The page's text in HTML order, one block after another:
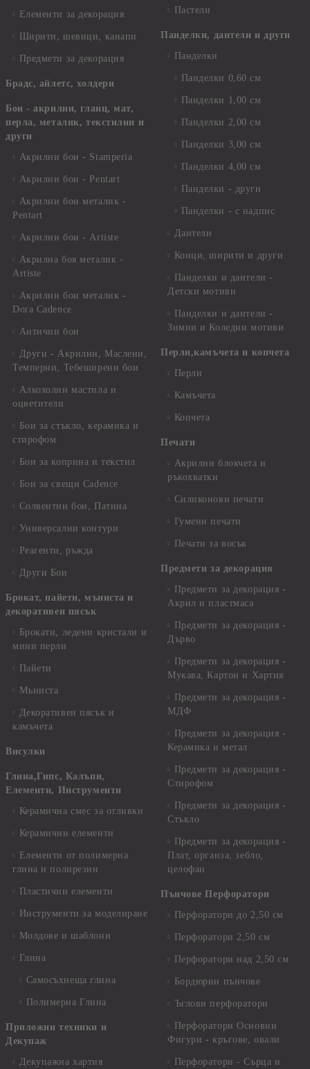
Елементи за декорация
Ширити, шевици, канапи
Предмети за декорация
Брадс, айлетс, холдери
Бои - акрилни, гланц, мат,
перла, металик, текстилни и
други
Акрилни бои - Stamperia
Акрилни бои - Pentart
Акрилни бои металик -
Pentart
Акрилни бои - Artiste
Акрилна боя металик -
Artiste
Акрилни бои металик -
Dora Cadence
Антични бои
Други - Акрилни, Маслени,
Темперни, Тебеширени бои
Алкохолни мастила и
оцветители
Бои за стъкло, керамика и
стирофом
Бои за коприна и текстил
Бои за свещи Cadence
Солвентни бои, Патина
Универсални контури
Реагенти, ръжда
Други Бои
Брокат, пайети, мъниста и
декоративен пясък
Брокати, ледени кристали и
мини перли
Пайети
Мъниста
Декоративен пясък и
камъчета
Висулки
Глина,Гипс, Калъпи,
Елементи, Инструменти
Керамична смес за отливки
Керамични елементи
Елементи от полимерна
глина и полирезин
Пластични елементи
Инструменти за моделиране
Молдове и шаблони
Глина
Самосъхнеща глина
Полимерна Глина
Приложни техники и
Декупаж
Декупажна хартия
Пастели
Панделки, дантели и други
Панделки
Панделки 0,60 см
Панделки 1,00 см
Панделки 2,00 см
Панделки 3,00 см
Панделки 4,00 см
Панделки - други
Панделки - с надпис
Дантели
Конци, ширити и други
Панделки и дантели -
Детски мотиви
Панделки и дантели -
Зимни и Коледни мотиви
Перли,камъчета и копчета
Перли
Камъчета
Копчета
Печати
Акрилни блокчета и
ръкохватки
Силиконови печати
Гумени печати
Печати за восък
Предмети за декорация
Предмети за декорация -
Акрил и пластмаса
Предмети за декорация -
Дърво
Предмети за декорация -
Мукава, Картон и Хартия
Предмети за декорация -
МДФ
Предмети за декорация -
Керамика и метал
Предмети за декорация -
Стирофом
Предмети за декорация -
Стъкло
Предмети за декорация -
Плат, органза, зебло,
целофан
Пънчове Перфоратори
Перфоратори до 2,50 см
Перфоратори 2,50 см
Перфоратори над 2,50 см
Бордюрни пънчове
Ъглови перфоратори
Перфоратори Основни
Фигури - кръгове, овали
Перфоратори - Сърца и